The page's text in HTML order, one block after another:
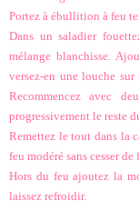
Portez à ébullition à feu
Dans un saladier
mélange blanchisse.
versez-en une louche
Recommencez avec
progressivement le reste
Remettez le tout dans la
feu modéré sans cesser
Hors du feu ajoutez la
laissez refroidir.